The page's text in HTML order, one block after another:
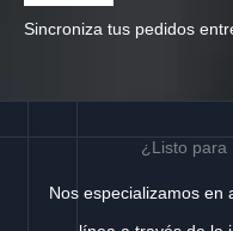
Sincroniza tus pedidos
¿Listo para
Nos especializamos en